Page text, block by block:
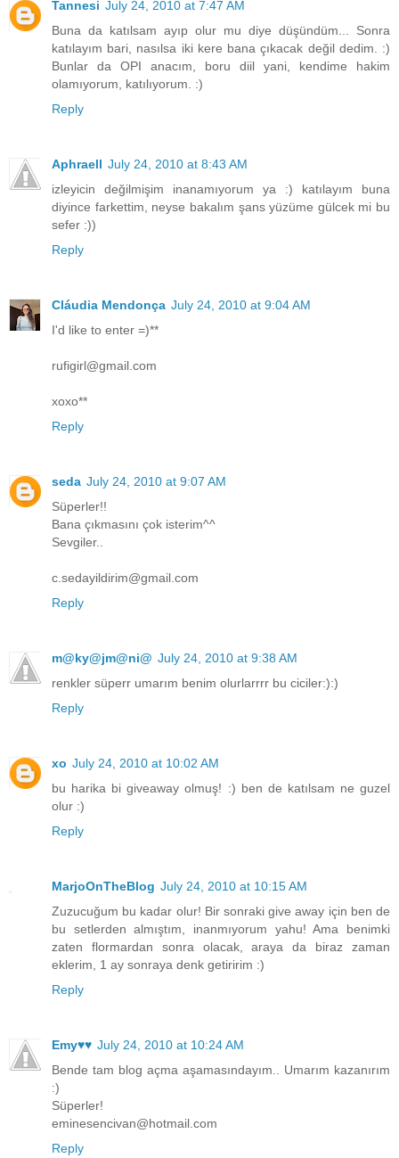
Tannesi July 24, 2010 at 7:47 AM
Buna da katılsam ayıp olur mu diye düşündüm... Sonra
katılayım bari, nasılsa iki kere bana çıkacak değil dedim. :)
Bunlar da OPI anacım, boru diil yani, kendime hakim
olamıyorum, katılıyorum. :)
Reply
Aphraell July 24, 2010 at 8:43 AM
izleyicin değilmişim inanamıyorum ya :) katılayım buna
diyince farkettim, neyse bakalım şans yüzüme gülcek mi bu
sefer :))
Reply
Cláudia Mendonça July 24, 2010 at 9:04 AM
I'd like to enter =)**
rufigirl@gmail.com
xoxo**
Reply
seda July 24, 2010 at 9:07 AM
Süperler!!
Bana çıkmasını çok isterim^^
Sevgiler..
c.sedayildirim@gmail.com
Reply
m@ky@jm@ni@ July 24, 2010 at 9:38 AM
renkler süperr umarım benim olurlarrrr bu ciciler:):)
Reply
xo July 24, 2010 at 10:02 AM
bu harika bi giveaway olmuş! :) ben de katılsam ne guzel
olur :)
Reply
MarjoOnTheBlog July 24, 2010 at 10:15 AM
Zuzucuğum bu kadar olur! Bir sonraki give away için ben de
bu setlerden almıştım, inanmıyorum yahu! Ama benimki
zaten flormardan sonra olacak, araya da biraz zaman
eklerim, 1 ay sonraya denk getiririm :)
Reply
Emy♥♥ July 24, 2010 at 10:24 AM
Bende tam blog açma aşamasındayım.. Umarım kazanırım
:)
Süperler!
eminesencivan@hotmail.com
Reply